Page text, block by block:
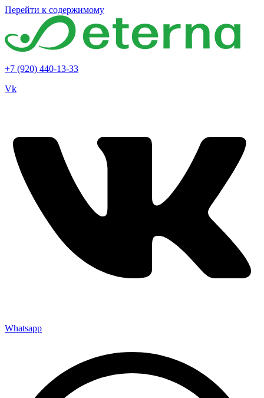
Перейти к содержимому
+7 (920) 440-13-33
Vk
Whatsapp